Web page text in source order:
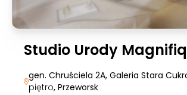
Studio Urody
gen. Chruściela 2A, Galeria Stara
piętro, Przeworsk